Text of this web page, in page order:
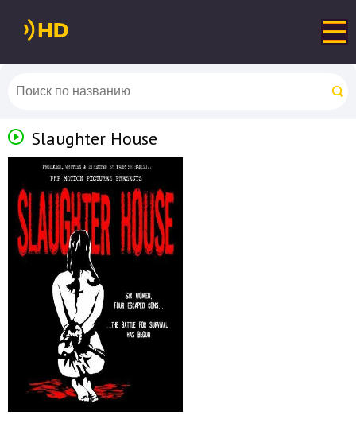
Slaughter House